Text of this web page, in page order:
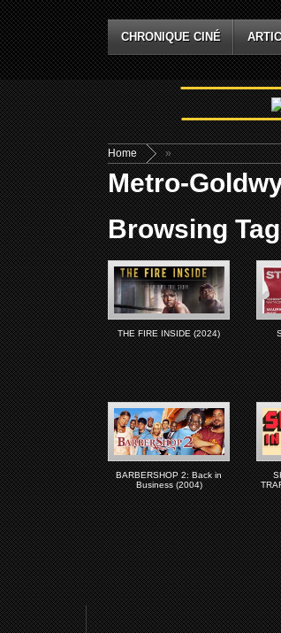
CHRONIQUE CINÉ
Home »
Metro-
Browsing
THE FIRE INSIDE (2024)
BARBERSHOP 2: Back in
Business (2004)